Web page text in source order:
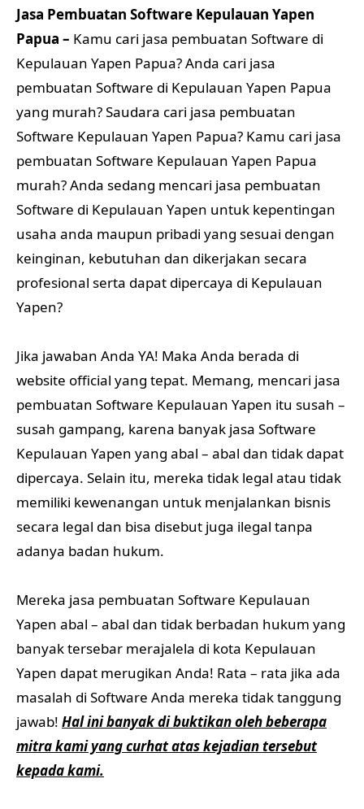
Jasa Pembuatan Software Kepulauan Yapen
Papua – Kamu cari jasa pembuatan Software di
Kepulauan Yapen Papua? Anda cari jasa
pembuatan Software di Kepulauan Yapen Papua
yang murah? Saudara cari jasa pembuatan
Software Kepulauan Yapen Papua? Kamu cari jasa
pembuatan Software Kepulauan Yapen Papua
murah? Anda sedang mencari jasa pembuatan
Software di Kepulauan Yapen untuk kepentingan
usaha anda maupun pribadi yang sesuai dengan
keinginan, kebutuhan dan dikerjakan secara
profesional serta dapat dipercaya di Kepulauan
Yapen?
Jika jawaban Anda YA! Maka Anda berada di
website official yang tepat. Memang, mencari jasa
pembuatan Software Kepulauan Yapen itu susah –
susah gampang, karena banyak jasa Software
Kepulauan Yapen yang abal – abal dan tidak dapat
dipercaya. Selain itu, mereka tidak legal atau tidak
memiliki kewenangan untuk menjalankan bisnis
secara legal dan bisa disebut juga ilegal tanpa
adanya badan hukum.
Mereka jasa pembuatan Software Kepulauan
Yapen abal – abal dan tidak berbadan hukum yang
banyak tersebar merajalela di kota Kepulauan
Yapen dapat merugikan Anda! Rata – rata jika ada
masalah di Software Anda mereka tidak tanggung
jawab! Hal ini banyak di buktikan oleh beberapa
mitra kami yang curhat atas kejadian tersebut
kepada kami.